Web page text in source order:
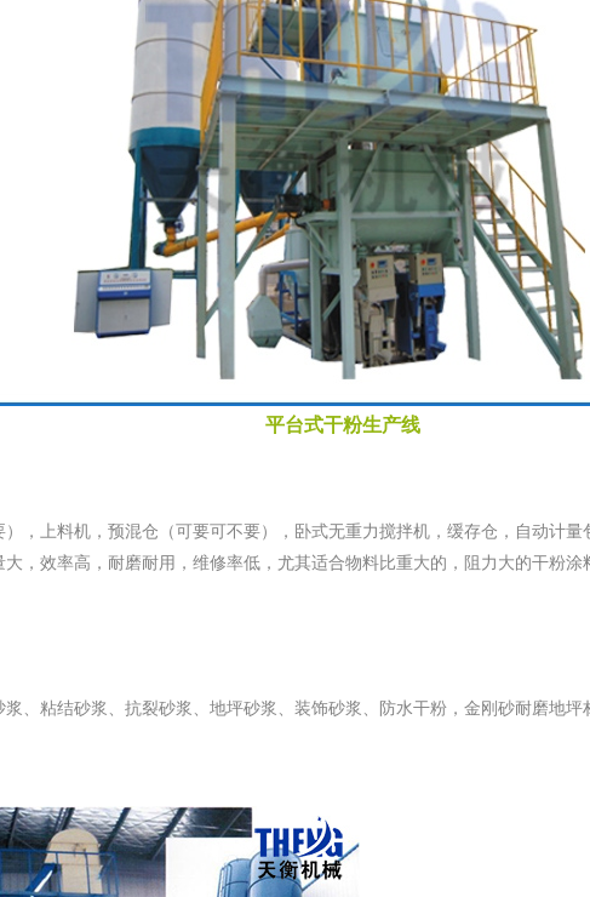
平台式干粉生产线
，上料机，预混仓（可要可不要），卧式无重力搅拌机，缓存仓，自动计
，效率高，耐磨耐用，维修率低，尤其适合物料比重大的，阻力大的干粉涂
、粘结砂浆、抗裂砂浆、地坪砂浆、装饰砂浆、防水干粉，金刚砂耐磨地坪